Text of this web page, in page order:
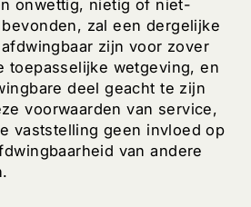
onwettig, nietig of niet-
zal een dergelijke
zijn voor zover
toepasselijke wetgeving, en
deel geacht te zijn
voorwaarden van service,
vaststelling geen invloed op
van andere